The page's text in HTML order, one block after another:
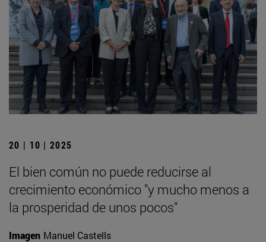
20 | 10 | 2025
El bien común no puede reducirse al
crecimiento económico "y mucho menos a
la prosperidad de unos pocos"
Imagen Manuel Castells